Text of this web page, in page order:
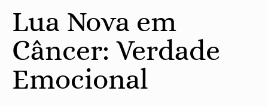
Lua Nova em
Câncer: Verdade
Emocional